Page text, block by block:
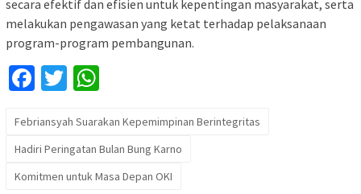
secara efektif dan efisien untuk kepentingan masyarakat, serta
melakukan pengawasan yang ketat terhadap pelaksanaan
program-program pembangunan.
Facebook
Twitter
Febriansyah Suarakan Kepemimpinan Berintegritas
Hadiri Peringatan Bulan Bung Karno
Komitmen untuk Masa Depan OKI